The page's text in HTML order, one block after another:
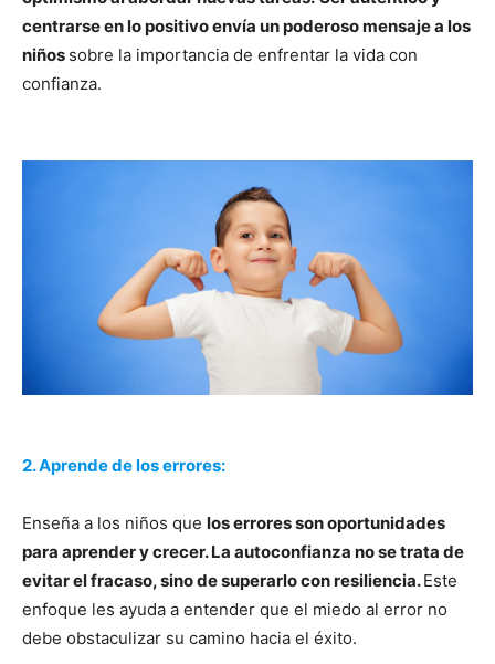
centrarse en lo positivo envía un poderoso mensaje a los
niños sobre la importancia de enfrentar la vida con
confianza.
2. Aprende de los errores:
Enseña a los niños que los errores son oportunidades
para aprender y crecer. La autoconfianza no se trata de
evitar el fracaso, sino de superarlo con resiliencia.Este
enfoque les ayuda a entender que el miedo al error no
debe obstaculizar su camino hacia el éxito.